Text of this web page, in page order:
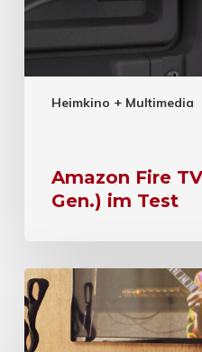
Heimkino + Multimedia
Amazon Fire
Gen.) im Test